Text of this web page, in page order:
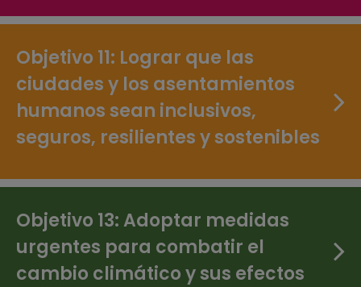
Objetivo 11: Lograr que las
ciudades y los asentamientos
humanos sean inclusivos,
seguros, resilientes y sostenibles
Objetivo 13: Adoptar medidas
urgentes para combatir el
cambio climático y sus efectos